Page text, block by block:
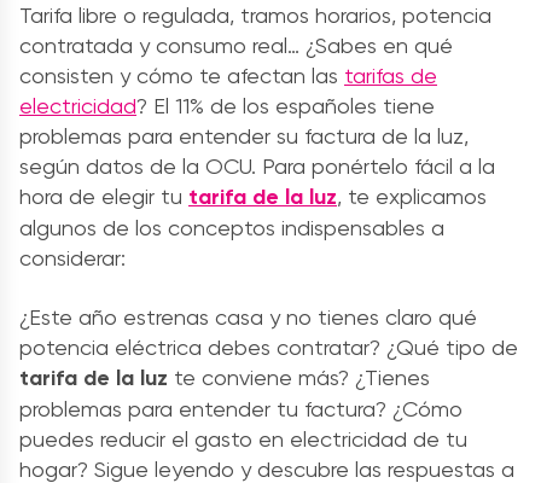
Tarifa libre o regulada, tramos horarios, potencia
contratada y consumo real… ¿Sabes en qué
consisten y cómo te afectan las tarifas de
electricidad? El 11% de los españoles tiene
problemas para entender su factura de la luz,
según datos de la OCU. Para ponértelo fácil a la
hora de elegir tu tarifa de la luz, te explicamos
algunos de los conceptos indispensables a
considerar:
¿Este año estrenas casa y no tienes claro qué
potencia eléctrica debes contratar? ¿Qué tipo de
tarifa de la luz te conviene más? ¿Tienes
problemas para entender tu factura? ¿Cómo
puedes reducir el gasto en electricidad de tu
hogar? Sigue leyendo y descubre las respuestas a